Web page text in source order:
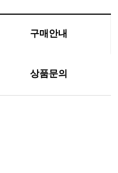
구매안내
상품문의